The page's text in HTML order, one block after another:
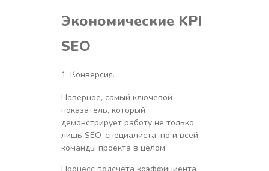
Экономические KPI
SEO
Конверсия.
Наверное, самый ключевой
показатель, который
демонстрирует работу не только
лишь SEO-специалиста, но и всей
команды проекта в целом.